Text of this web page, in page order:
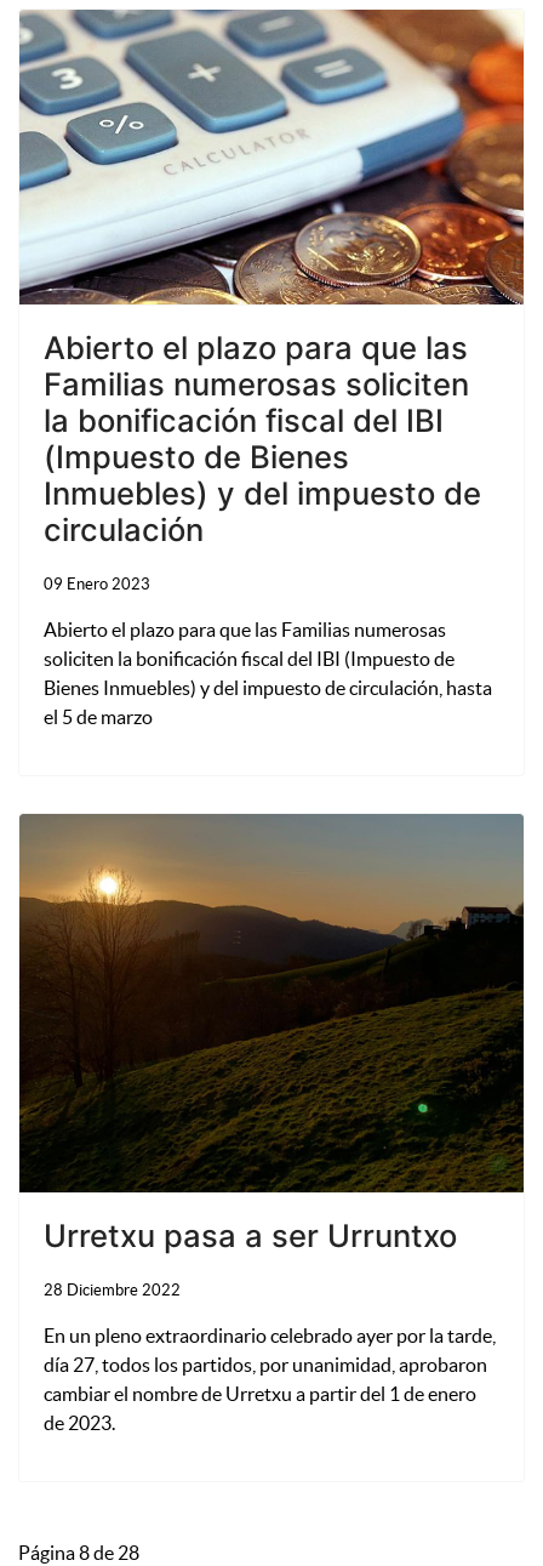
Abierto el plazo para que las
Familias numerosas soliciten
la bonificación fiscal del IBI
(Impuesto de Bienes
Inmuebles) y del impuesto de
circulación
09 Enero 2023
Abierto el plazo para que las Familias numerosas
soliciten la bonificación fiscal del IBI (Impuesto de
Bienes Inmuebles) y del impuesto de circulación, hasta
el 5 de marzo
Urretxu pasa a ser Urruntxo
28 Diciembre 2022
En un pleno extraordinario celebrado ayer por la tarde,
día 27, todos los partidos, por unanimidad, aprobaron
cambiar el nombre de Urretxu a partir del 1 de enero
de 2023.
Página 8 de 28